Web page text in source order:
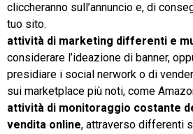
cliccheranno sull’annuncio e, di
tuo sito.
attività di marketing differenti e
considerare l’ideazione di banner,
presidiare i social nerwork o di
sui marketplace più noti, come
attività di monitoraggio costante
vendita online, attraverso differenti